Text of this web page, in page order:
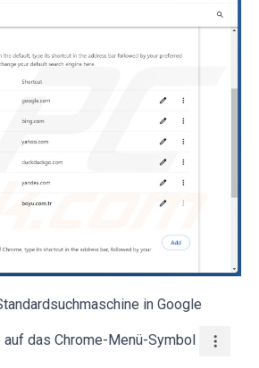
in Google
das Chrome-Menü-Symbol